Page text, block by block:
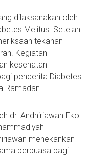
dilaksanakan oleh
Melitus. Setelah
tekanan
Kegiatan
kesehatan
penderita Diabetes
Ramadan.
dr. Andhiriawan Eko
menekankan
berpuasa bagi